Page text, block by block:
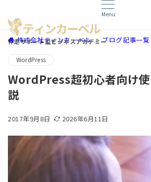
Menu
伴走サポート型ビジネスアカデミー
株式会社ティンカーベル ブログ記事一覧
WordPress
WordPress超初心者向け
説
2017年9月8日 2026年6月11日